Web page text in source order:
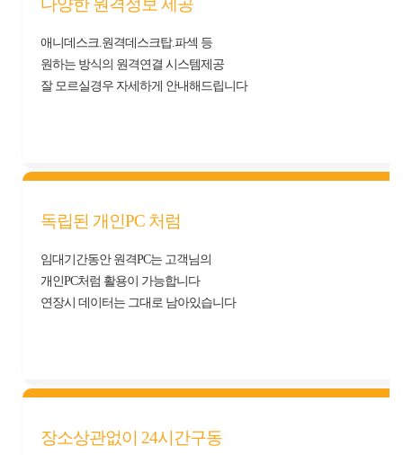
다양한 원격정보 제공
애니데스크.원격데스크탑.파섹 등
원하는 방식의 원격연결 시스템제공
잘 모르실경우 자세하게 안내해드립니다
독립된 개인PC 처럼
임대기간동안 원격PC는 고객님의
개인PC처럼 활용이 가능합니다
연장시 데이터는 그대로 남아있습니다
장소상관없이 24시간구동